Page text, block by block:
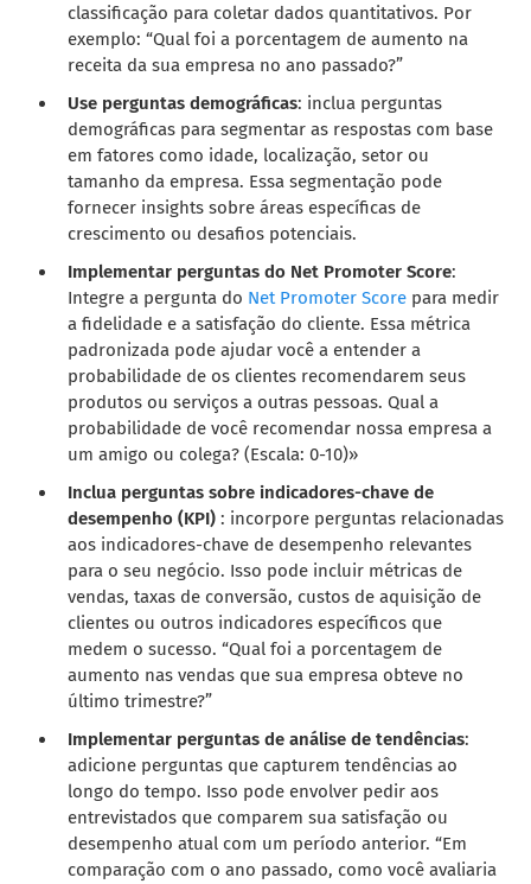
classificação para coletar dados quantitativos. Por
exemplo: “Qual foi a porcentagem de aumento na
receita da sua empresa no ano passado?”
Use perguntas demográficas: inclua perguntas
demográficas para segmentar as respostas com base
em fatores como idade, localização, setor ou
tamanho da empresa. Essa segmentação pode
fornecer insights sobre áreas específicas de
crescimento ou desafios potenciais.
Implementar perguntas do Net Promoter Score:
Integre a pergunta do Net Promoter Score para medir
a fidelidade e a satisfação do cliente. Essa métrica
padronizada pode ajudar você a entender a
probabilidade de os clientes recomendarem seus
produtos ou serviços a outras pessoas. Qual a
probabilidade de você recomendar nossa empresa a
um amigo ou colega? (Escala: 0-10)»
Inclua perguntas sobre indicadores-chave de
desempenho (KPI) : incorpore perguntas relacionadas
aos indicadores-chave de desempenho relevantes
para o seu negócio. Isso pode incluir métricas de
vendas, taxas de conversão, custos de aquisição de
clientes ou outros indicadores específicos que
medem o sucesso. “Qual foi a porcentagem de
aumento nas vendas que sua empresa obteve no
último trimestre?”
Implementar perguntas de análise de tendências:
adicione perguntas que capturem tendências ao
longo do tempo. Isso pode envolver pedir aos
entrevistados que comparem sua satisfação ou
desempenho atual com um período anterior. “Em
comparação com o ano passado, como você avaliaria